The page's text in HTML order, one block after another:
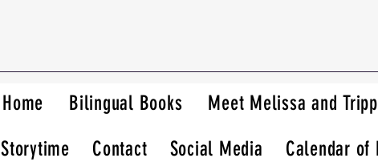
Home Bilingual Books Meet Melissa and Tripp
Storytime
Contact Social Media Calendar of